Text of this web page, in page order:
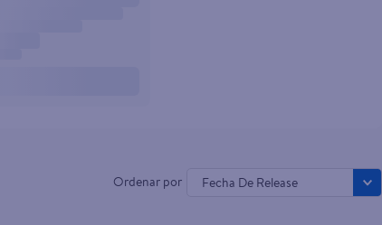
Fecha De Release